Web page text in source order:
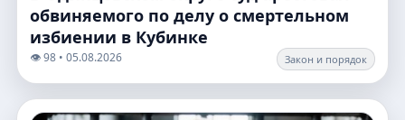
обвиняемого по делу о смертельном
избиении в Кубинке
👁️ 98 • 05.08.2026 Закон и порядок